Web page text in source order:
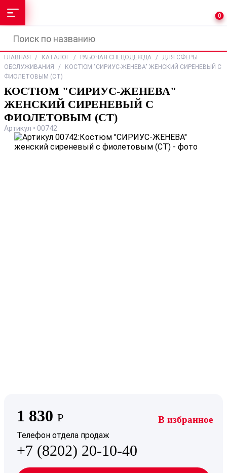
0
ГЛАВНАЯ / КАТАЛОГ / РАБОЧАЯ СПЕЦОДЕЖДА /
ДЛЯ СФЕРЫ
ОБСЛУЖИВАНИЯ
/
КОСТЮМ "СИРИУС-ЖЕНЕВА" ЖЕНСКИЙ СИРЕНЕВЫЙ С
ФИОЛЕТОВЫМ (СТ)
КОСТЮМ "СИРИУС-ЖЕНЕВА"
ЖЕНСКИЙ СИРЕНЕВЫЙ С
ФИОЛЕТОВЫМ (СТ)
Артикул • 00742
В избранное
1 830 Р
Телефон отдела продаж
+7 (8202) 20-10-40